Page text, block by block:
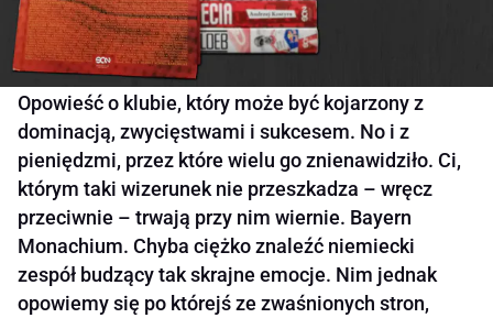
Opowieść o klubie, który może być kojarzony z
dominacją, zwycięstwami i sukcesem. No i z
pieniędzmi, przez które wielu go znienawidziło. Ci,
którym taki wizerunek nie przeszkadza – wręcz
przeciwnie – trwają przy nim wiernie. Bayern
Monachium. Chyba ciężko znaleźć niemiecki
zespół budzący tak skrajne emocje. Nim jednak
opowiemy się po którejś ze zwaśnionych stron,